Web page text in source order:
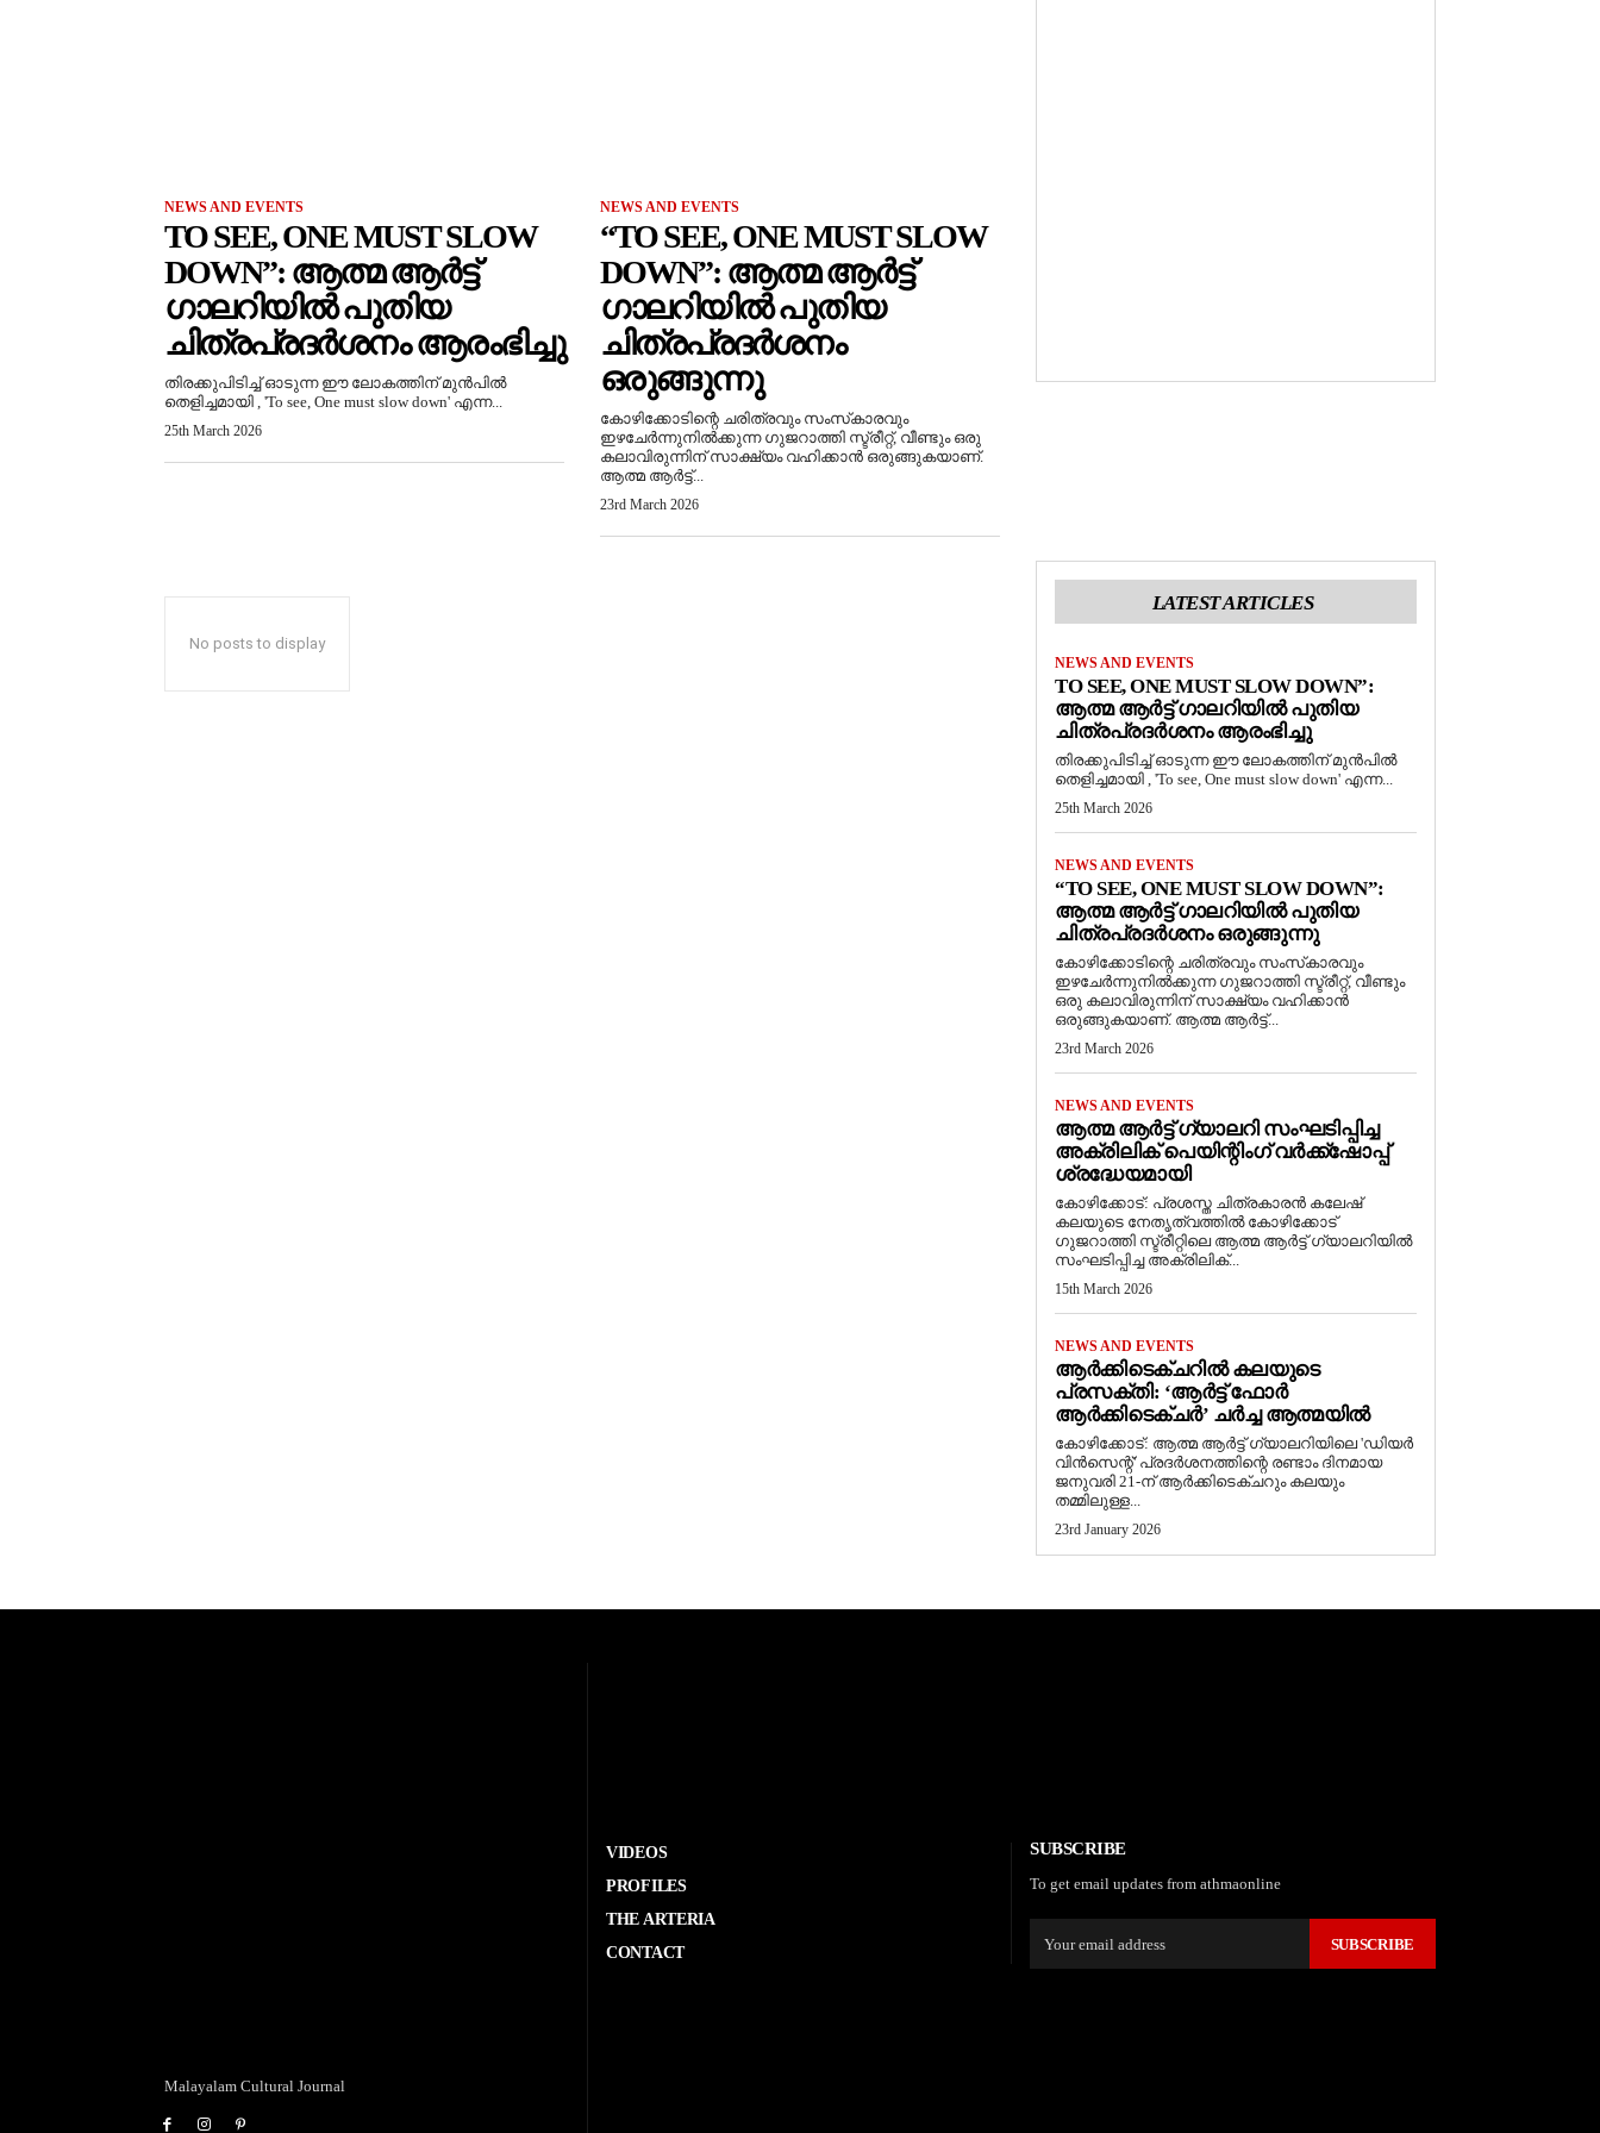
NEWS AND EVENTS
TO SEE, ONE MUST SLOW
DOWN”: ആത്മ ആർട്ട്
ഗാലറിയിൽ പുതിയ
ചിത്രപ്രദർശനം ആരംഭിച്ചു
തിരക്കുപിടിച്ച് ഓടുന്ന ഈ ലോകത്തിന് മുൻപിൽ
തെളിച്ചമായി , 'To see, One must slow down' എന്ന...
25th March 2026
NEWS AND EVENTS
“TO SEE, ONE MUST SLOW
DOWN”: ആത്മ ആർട്ട്
ഗാലറിയിൽ പുതിയ
ചിത്രപ്രദർശനം
ഒരുങ്ങുന്നു
കോഴിക്കോടിന്റെ ചരിത്രവും സംസ്‌കാരവും
ഇഴചേർന്നുനിൽക്കുന്ന ഗുജറാത്തി സ്ട്രീറ്റ്, വീണ്ടും ഒരു
കലാവിരുന്നിന് സാക്ഷ്യം വഹിക്കാൻ ഒരുങ്ങുകയാണ്.
ആത്മ ആർട്ട്...
23rd March 2026
No posts to display
LATEST ARTICLES
NEWS AND EVENTS
TO SEE, ONE MUST SLOW DOWN”:
ആത്മ ആർട്ട് ഗാലറിയിൽ പുതിയ
ചിത്രപ്രദർശനം ആരംഭിച്ചു
തിരക്കുപിടിച്ച് ഓടുന്ന ഈ ലോകത്തിന് മുൻപിൽ
തെളിച്ചമായി , 'To see, One must slow down' എന്ന...
25th March 2026
NEWS AND EVENTS
“TO SEE, ONE MUST SLOW DOWN”:
ആത്മ ആർട്ട് ഗാലറിയിൽ പുതിയ
ചിത്രപ്രദർശനം ഒരുങ്ങുന്നു
കോഴിക്കോടിന്റെ ചരിത്രവും സംസ്‌കാരവും
ഇഴചേർന്നുനിൽക്കുന്ന ഗുജറാത്തി സ്ട്രീറ്റ്, വീണ്ടും
ഒരു കലാവിരുന്നിന് സാക്ഷ്യം വഹിക്കാൻ
ഒരുങ്ങുകയാണ്. ആത്മ ആർട്ട്...
23rd March 2026
NEWS AND EVENTS
ആത്മ ആർട്ട് ഗ്യാലറി സംഘടിപ്പിച്ച
അക്രിലിക് പെയിന്റിംഗ് വർക്ക്‌ഷോപ്പ്
ശ്രദ്ധേയമായി
കോഴിക്കോട്: പ്രശസ്ത ചിത്രകാരൻ കലേഷ്
കലയുടെ നേതൃത്വത്തിൽ കോഴിക്കോട്
ഗുജറാത്തി സ്ട്രീറ്റിലെ ആത്മ ആർട്ട് ഗ്യാലറിയിൽ
സംഘടിപ്പിച്ച അക്രിലിക്...
15th March 2026
NEWS AND EVENTS
ആർക്കിടെക്ചറിൽ കലയുടെ
പ്രസക്തി: ‘ആർട്ട് ഫോർ
ആർക്കിടെക്ചർ’ ചർച്ച ആത്മയിൽ
​കോഴിക്കോട്: ആത്മ ആർട്ട് ഗ്യാലറിയിലെ 'ഡിയർ
വിൻസെന്റ്' പ്രദർശനത്തിന്റെ രണ്ടാം ദിനമായ
ജനുവരി 21-ന് ആർക്കിടെക്ചറും കലയും
തമ്മിലുള്ള...
23rd January 2026
Malayalam Cultural Journal
VIDEOS
PROFILES
THE ARTERIA
CONTACT
SUBSCRIBE
To get email updates from athmaonline
SUBSCRIBE